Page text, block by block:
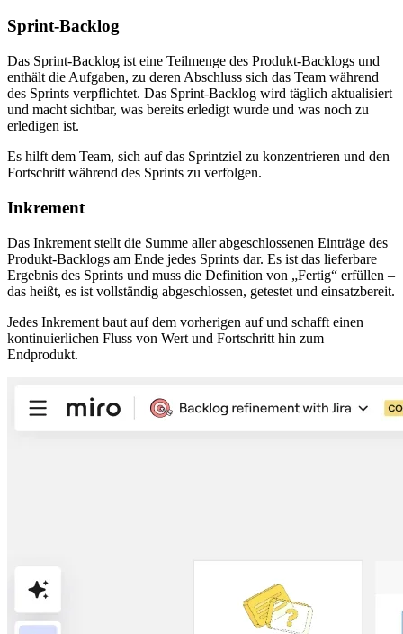
Sprint-Backlog
Das Sprint-Backlog ist eine Teilmenge des Produkt-Backlogs und
enthält die Aufgaben, zu deren Abschluss sich das Team während
des Sprints verpflichtet. Das Sprint‑Backlog wird täglich aktualisiert
und macht sichtbar, was bereits erledigt wurde und was noch zu
erledigen ist.
Es hilft dem Team, sich auf das Sprintziel zu konzentrieren und den
Fortschritt während des Sprints zu verfolgen.
Inkrement
Das Inkrement stellt die Summe aller abgeschlossenen Einträge des
Produkt-Backlogs am Ende jedes Sprints dar. Es ist das lieferbare
Ergebnis des Sprints und muss die Definition von „Fertig“ erfüllen –
das heißt, es ist vollständig abgeschlossen, getestet und einsatzbereit.
Jedes Inkrement baut auf dem vorherigen auf und schafft einen
kontinuierlichen Fluss von Wert und Fortschritt hin zum
Endprodukt.